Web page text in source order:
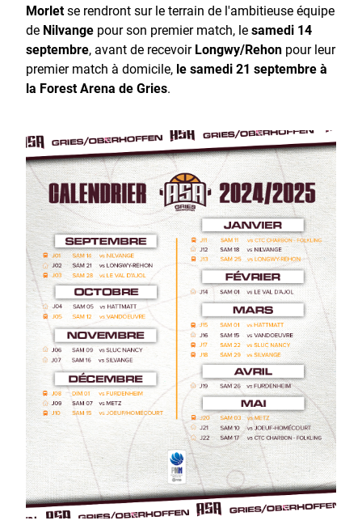
Morletse rendront sur le terrain de l'ambitieuse équipe
de Nilvange pour son premier match, lesamedi 14
septembre, avant de recevoirLongwy/Rehon pour leur
premier match à domicile, le samedi 21 septembre à
la Forest Arena de Gries.